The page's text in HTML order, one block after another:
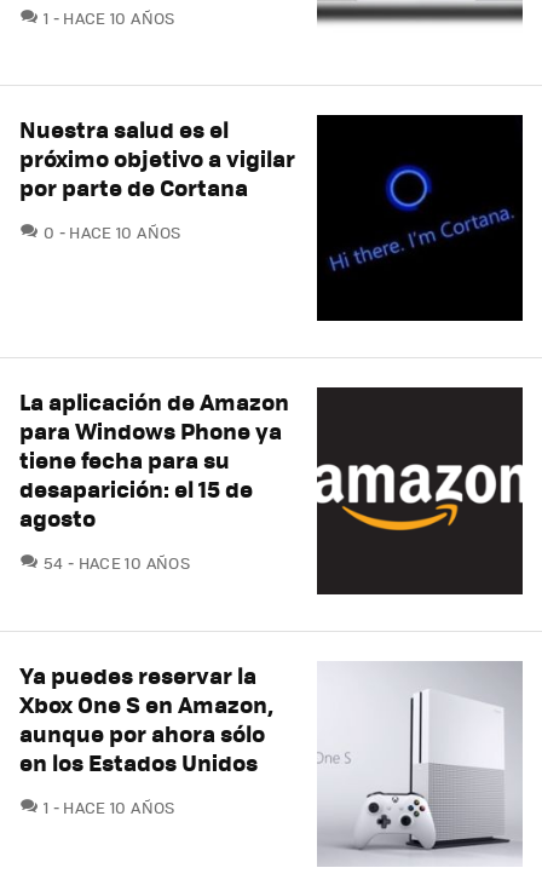
1 COMENTARIOS
HACE 10 AÑOS
Nuestra salud es el
próximo objetivo a vigilar
por parte de Cortana
0 COMENTARIOS
HACE 10 AÑOS
La aplicación de Amazon
para Windows Phone ya
tiene fecha para su
desaparición: el 15 de
agosto
54 COMENTARIOS
HACE 10 AÑOS
Ya puedes reservar la
Xbox One S en Amazon,
aunque por ahora sólo
en los Estados Unidos
1 COMENTARIOS
HACE 10 AÑOS